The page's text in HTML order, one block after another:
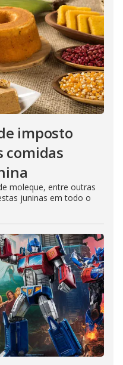
imposto
comidas
moleque, entre outras
juninas em todo o